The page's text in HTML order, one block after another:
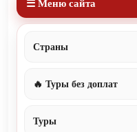
☰ Меню сайта
Страны
🔥 Туры без доплат
Туры